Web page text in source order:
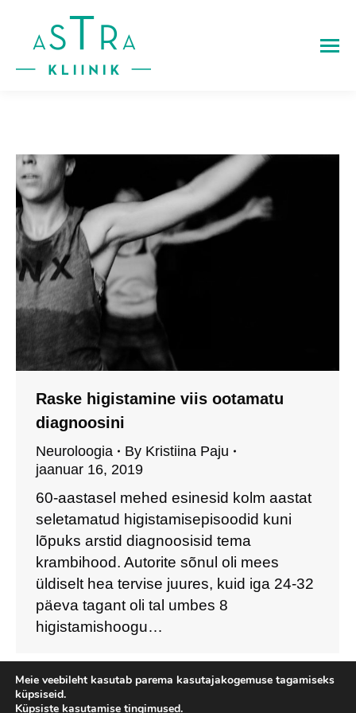
Raske higistamine viis ootamatu
diagnoosini
Neuroloogia By Kristiina Paju
jaanuar 16, 2019
60-aastasel mehed esinesid kolm aastat
seletamatud higistamisepisoodid kuni
lõpuks arstid diagnoosisid tema
krambihood. Autorite sõnul oli mees
üldiselt hea tervise juures, kuid iga 24-32
päeva tagant oli tal umbes 8
higistamishoogu…
Meie veebileht kasutab parema kasutajakogemuse tagamiseks
küpsiseid.
Küpsiste kasutamise tingimused.